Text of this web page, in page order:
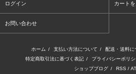
ログイン カート
お問い合わせ
ホーム / 支払い方法について / 配送・送料に
特定商取引法に基づく表記 / プライバシーポリシ
ショップブログ / RSS /